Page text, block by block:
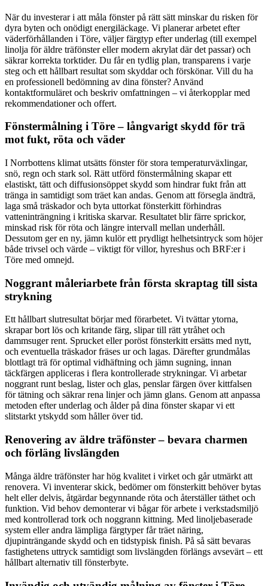
När du investerar i att måla fönster på rätt sätt minskar du risken för
dyra byten och onödigt energiläckage. Vi planerar arbetet efter
väderförhållanden i Töre, väljer färgtyp efter underlag (till exempel
linolja för äldre träfönster eller modern akrylat där det passar) och
säkrar korrekta torktider. Du får en tydlig plan, transparens i varje
steg och ett hållbart resultat som skyddar och förskönar. Vill du ha
en professionell bedömning av dina fönster? Använd
kontaktformuläret och beskriv omfattningen – vi återkopplar med
rekommendationer och offert.
Fönstermålning i Töre – långvarigt skydd för trä
mot fukt, röta och väder
I Norrbottens klimat utsätts fönster för stora temperaturväxlingar,
snö, regn och stark sol. Rätt utförd fönstermålning skapar ett
elastiskt, tätt och diffusionsöppet skydd som hindrar fukt från att
tränga in samtidigt som träet kan andas. Genom att försegla ändträ,
laga små träskador och byta uttorkat fönsterkitt förhindras
vatteninträngning i kritiska skarvar. Resultatet blir färre sprickor,
minskad risk för röta och längre intervall mellan underhåll.
Dessutom ger en ny, jämn kulör ett prydligt helhetsintryck som höjer
både trivsel och värde – viktigt för villor, hyreshus och BRF:er i
Töre med omnejd.
Noggrant måleriarbete från första skraptag till sista
strykning
Ett hållbart slutresultat börjar med förarbetet. Vi tvättar ytorna,
skrapar bort lös och kritande färg, slipar till rätt ytråhet och
dammsuger rent. Sprucket eller poröst fönsterkitt ersätts med nytt,
och eventuella träskador fräses ur och lagas. Därefter grundmålas
blottlagt trä för optimal vidhäftning och jämn sugning, innan
täckfärgen appliceras i flera kontrollerade strykningar. Vi arbetar
noggrant runt beslag, lister och glas, penslar färgen över kittfalsen
för tätning och säkrar rena linjer och jämn glans. Genom att anpassa
metoden efter underlag och ålder på dina fönster skapar vi ett
slitstarkt ytskydd som håller över tid.
Renovering av äldre träfönster – bevara charmen
och förläng livslängden
Många äldre träfönster har hög kvalitet i virket och går utmärkt att
renovera. Vi inventerar skick, bedömer om fönsterkitt behöver bytas
helt eller delvis, åtgärdar begynnande röta och återställer täthet och
funktion. Vid behov demonterar vi bågar för arbete i verkstadsmiljö
med kontrollerad tork och noggrann kittning. Med linoljebaserade
system eller andra lämpliga färgtyper får träet näring,
djupinträngande skydd och en tidstypisk finish. På så sätt bevaras
fastighetens uttryck samtidigt som livslängden förlängs avsevärt – ett
hållbart alternativ till fönsterbyte.